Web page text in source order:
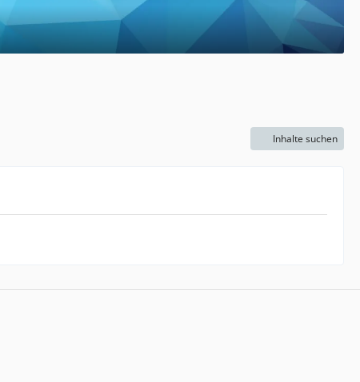
Inhalte suchen